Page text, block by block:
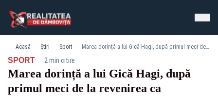
Acasă Știri Sport Marea dorință a lui Gică Hagi, după primul meci de la revenirea ca selecţioner
SPORT· 2 min citire
Marea dorință a lui Gică Hagi, după
primul meci de la revenirea ca